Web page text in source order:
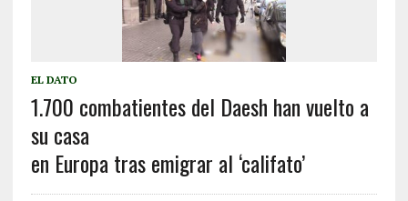
EL DATO
1.700 combatientes del Daesh han vuelto a
su casa
en Europa tras emigrar al ‘califato’